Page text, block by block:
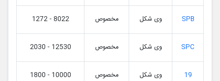
SPB وی شکل مخصوص 1272 - 8022
SPC وی شکل مخصوص 2030 - 12530
19 وی شکل مخصوص 1800 - 10000